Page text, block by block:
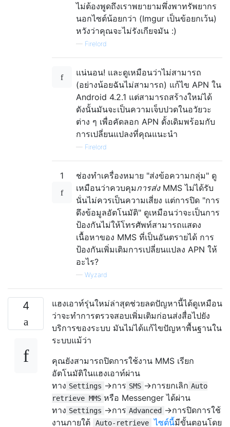
ไม่ต้องพูดถึงเราพยายามพึ่งพาทรัพยากร
นอกไซต์น้อยกว่า (Imgur เป็นข้อยกเว้น)
หวังว่าคุณจะไม่รังเกียจมัน :)
— Firelord
แน่นอน! และดูเหมือนว่าไม่สามารถ
(อย่างน้อยฉันไม่สามารถ) แก้ไข APN ใน
Android 4.2.1 แต่สามารถสร้างใหม่ได้
ดังนั้นมันจะเป็นความเจ็บปวดในอวัยวะ
ต่าง ๆ เพื่อคัดลอก APN ดั้งเดิมพร้อมกับ
การเปลี่ยนแปลงที่คุณแนะนำ
— Firelord
1
ช่องทำเครื่องหมาย "ส่งข้อความกลุ่ม" ดู
เหมือนว่าควบคุมการส่งMMS ไม่ได้รับ
นั่นไม่ควรเป็นความเสี่ยง แต่การปิด "การ
ดึงข้อมูลอัตโนมัติ" ดูเหมือนว่าจะเป็นการ
ป้องกันไม่ให้โทรศัพท์สามารถแสดง
เนื้อหาของ MMS ที่เป็นอันตรายได้ การ
ป้องกันเพิ่มเติมการเปลี่ยนแปลง APN ให้
อะไร?
— Wyzard
4
แฮงเอาท์รุ่นใหม่ล่าสุดช่วยลดปัญหานี้ได้ดูเหมือน
ว่าจะทำการตรวจสอบเพิ่มเติมก่อนส่งสื่อไปยัง
บริการของระบบ มันไม่ได้แก้ไขปัญหาพื้นฐานใน
ระบบแม้ว่า
คุณยังสามารถปิดการใช้งาน MMS เรียก
อัตโนมัติในแฮงเอาท์ผ่าน
ทาง Settings →การ SMS →การยกเลิก Auto
retrieve MMS หรือ Messenger ได้ผ่าน
ทาง Settings →การ Advanced →การปิดการใช้
งานภายใต้
Auto-retrieve ไซต์นี้มีขั้นตอนโดย